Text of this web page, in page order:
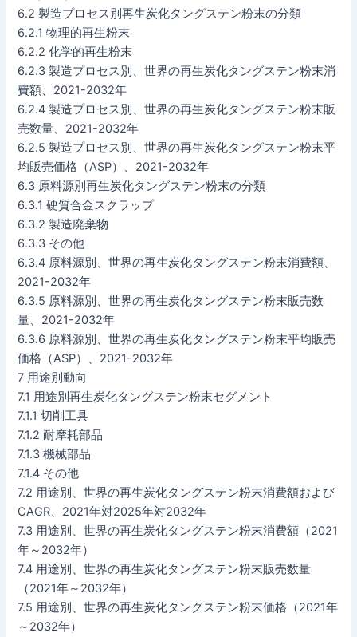
6.2 製造プロセス別再生炭化タングステン粉末の分類
6.2.1 物理的再生粉末
6.2.2 化学的再生粉末
6.2.3 製造プロセス別、世界の再生炭化タングステン粉末消
費額、2021-2032年
6.2.4 製造プロセス別、世界の再生炭化タングステン粉末販
売数量、2021-2032年
6.2.5 製造プロセス別、世界の再生炭化タングステン粉末平
均販売価格（ASP）、2021-2032年
6.3 原料源別再生炭化タングステン粉末の分類
6.3.1 硬質合金スクラップ
6.3.2 製造廃棄物
6.3.3 その他
6.3.4 原料源別、世界の再生炭化タングステン粉末消費額、
2021-2032年
6.3.5 原料源別、世界の再生炭化タングステン粉末販売数
量、2021-2032年
6.3.6 原料源別、世界の再生炭化タングステン粉末平均販売
価格（ASP）、2021-2032年
7 用途別動向
7.1 用途別再生炭化タングステン粉末セグメント
7.1.1 切削工具
7.1.2 耐摩耗部品
7.1.3 機械部品
7.1.4 その他
7.2 用途別、世界の再生炭化タングステン粉末消費額および
CAGR、2021年対2025年対2032年
7.3 用途別、世界の再生炭化タングステン粉末消費額（2021
年～2032年）
7.4 用途別、世界の再生炭化タングステン粉末販売数量
（2021年～2032年）
7.5 用途別、世界の再生炭化タングステン粉末価格（2021年
～2032年）